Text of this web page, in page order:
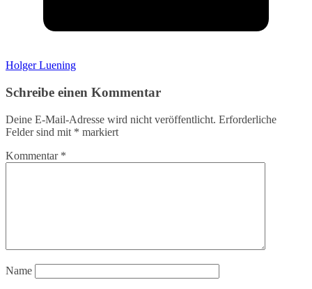
Holger Luening
Schreibe einen Kommentar
Deine E-Mail-Adresse wird nicht veröffentlicht. Erforderliche
Felder sind mit * markiert
Kommentar *
Name